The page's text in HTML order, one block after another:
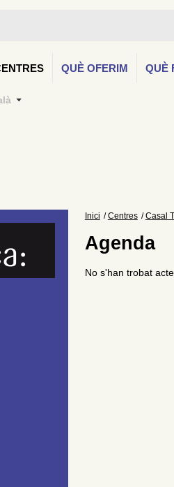
QUÈ OFERIM QUÈ
Inici Centres Casal
Agenda
No s'han trobat